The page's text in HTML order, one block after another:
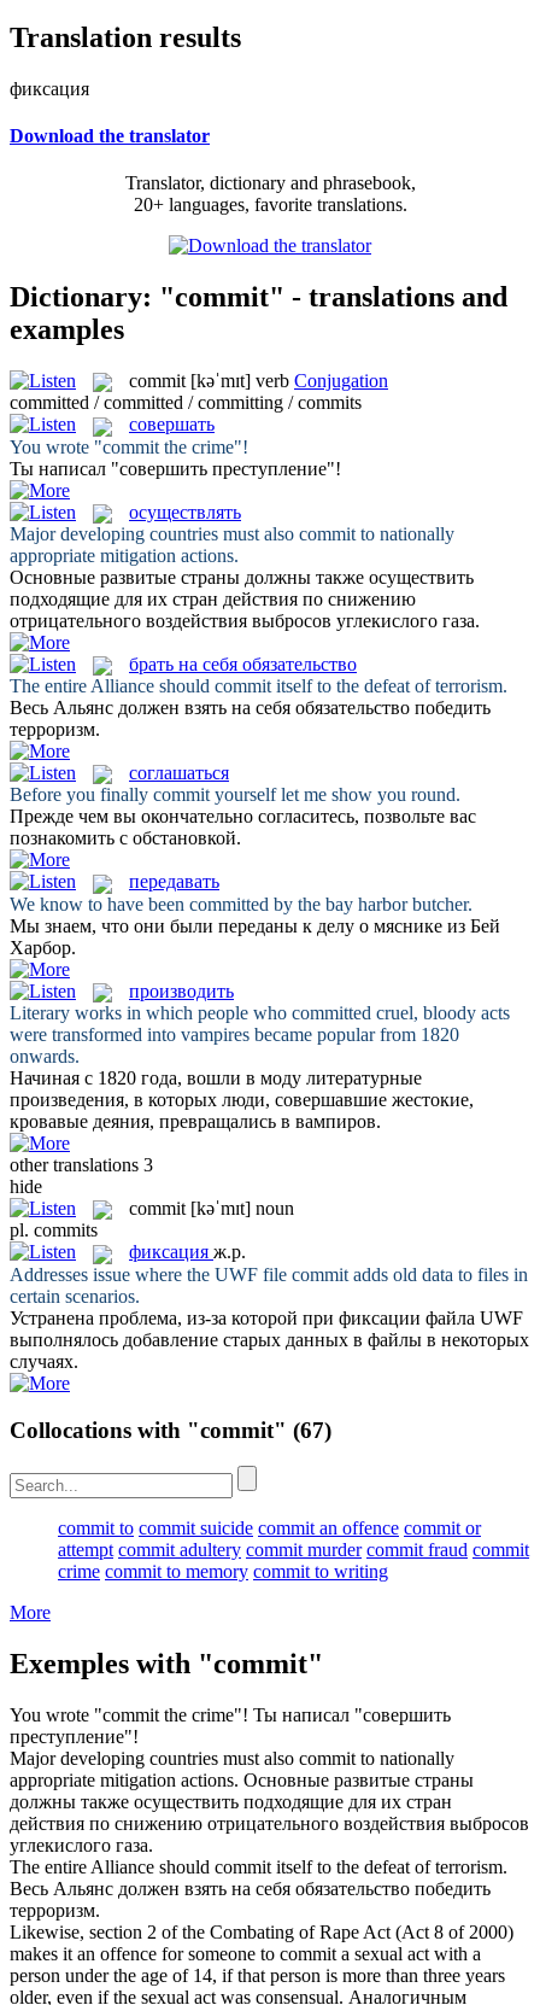
Translation results
фиксация
Download the translator
Translator, dictionary and phrasebook,
20+ languages, favorite translations.
Dictionary: "commit" - translations and
examples
commit [kəˈmɪt] verb Conjugation
committed / committed / committing / commits
совершать
You wrote "commit the crime"!
Ты написал "совершить преступление"!
осуществлять
Major developing countries must also commit to nationally
appropriate mitigation actions.
Основные развитые страны должны также осуществить
подходящие для их стран действия по снижению
отрицательного воздействия выбросов углекислого газа.
брать на себя обязательство
The entire Alliance should commit itself to the defeat of terrorism.
Весь Альянс должен взять на себя обязательство победить
терроризм.
соглашаться
Before you finally commityourself let me show you round.
Прежде чем вы окончательно согласитесь, позвольте вас
познакомить с обстановкой.
передавать
We know to have been committed by the bay harbor butcher.
Мы знаем, что они были переданы к делу о мяснике из Бей
Харбор.
производить
Literary works in which people who committed cruel, bloody acts
were transformed into vampires became popular from 1820
onwards.
Начиная с 1820 года, вошли в моду литературные
произведения, в которых люди, совершавшие жестокие,
кровавые деяния, превращались в вампиров.
other translations 3
hide
commit [kəˈmɪt] noun
pl. commits
фиксация ж.р.
Addresses issue where the UWF file commit adds old data to files in
certain scenarios.
Устранена проблема, из-за которой при фиксации файла UWF
выполнялось добавление старых данных в файлы в некоторых
случаях.
Collocations with "commit" (67)
commit to commit suicide commit an offence commit or
attempt commit adultery commit murder commit fraud commit
crime commit to memory commit to writing
More
Exemples with "commit"
You wrote "commit the crime"! Ты написал "совершить
преступление"!
Major developing countries must also commit to nationally
appropriate mitigation actions. Основные развитые страны
должны также осуществить подходящие для их стран
действия по снижению отрицательного воздействия выбросов
углекислого газа.
The entire Alliance should commit itself to the defeat of terrorism.
Весь Альянс должен взять на себя обязательство победить
терроризм.
Likewise, section 2 of the Combating of Rape Act (Act 8 of 2000)
makes it an offence for someone to commit a sexual act with a
person under the age of 14, if that person is more than three years
older, even if the sexual act was consensual. Аналогичным